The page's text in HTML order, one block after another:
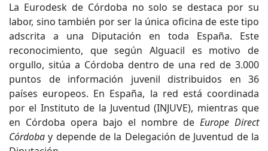
La Eurodesk de Córdoba no solo se destaca por su
labor, sino también por ser la única oficina de este tipo
adscrita a una Diputación en toda España. Este
reconocimiento, que según Alguacil es motivo de
orgullo, sitúa a Córdoba dentro de una red de 3.000
puntos de información juvenil distribuidos en 36
países europeos. En España, la red está coordinada
por el Instituto de la Juventud (INJUVE), mientras que
en Córdoba opera bajo el nombre de Europe Direct
Córdoba y depende de la Delegación de Juventud de la